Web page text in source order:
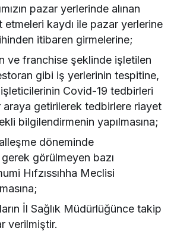
pazar yerlerinde alınan
kaydı ile pazar yerlerine
itibaren girmelerine;
ve franchise şeklinde işletilen
gibi iş yerlerinin tespitine,
Covid-19 tedbirleri
araya getirilerek tedbirlere riayet
bilgilendirmenin yapılmasına;
döneminde
görülmeyen bazı
Hıfzıssıhha Meclisi
İl Sağlık Müdürlüğünce takip
verilmiştir.